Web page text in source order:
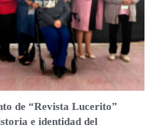
de “Revista Lucerito”
e identidad del